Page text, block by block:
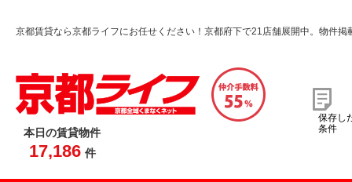
京都賃貸なら京都ライフにお任せください！京都府下で21店舗展開中。物件掲
本日の賃貸物件
17,186 件
保存し
条件